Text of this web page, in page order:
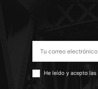
He leído y acepto las